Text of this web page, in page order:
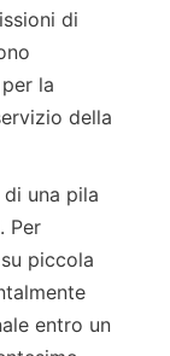
di
la
della
una pila
Per
piccola
entro un